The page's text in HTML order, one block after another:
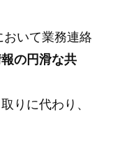
いて業務連絡
の円滑な共
りに代わり、